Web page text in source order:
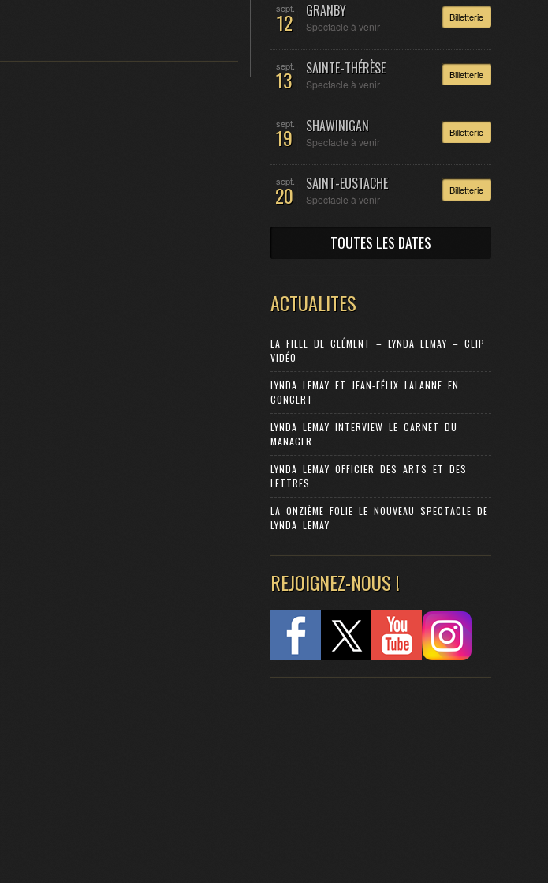
sept.
12 GRANBY
Spectacle à venir
Billetterie
sept.
13 SAINTE-THÉRÈSE
Spectacle à venir
Billetterie
sept.
19 SHAWINIGAN
Spectacle à venir
Billetterie
sept.
20 SAINT-EUSTACHE
Spectacle à venir
Billetterie
TOUTES LES DATES
ACTUALITES
LA FILLE DE CLÉMENT – LYNDA LEMAY – CLIP
VIDÉO
LYNDA LEMAY ET JEAN-FÉLIX LALANNE EN
CONCERT
LYNDA LEMAY INTERVIEW LE CARNET DU
MANAGER
LYNDA LEMAY OFFICIER DES ARTS ET DES
LETTRES
LA ONZIÈME FOLIE LE NOUVEAU SPECTACLE DE
LYNDA LEMAY
REJOIGNEZ-NOUS !